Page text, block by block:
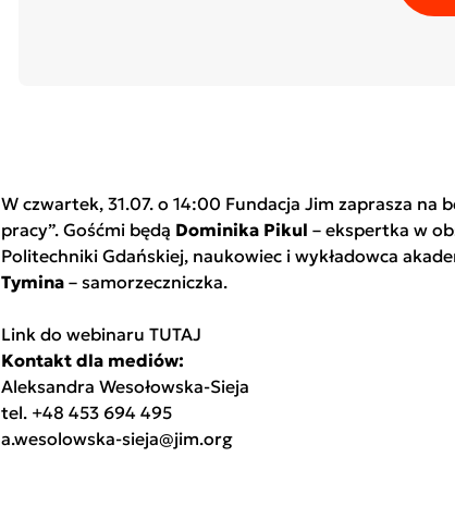
W czwartek, 31.07. o 14:00 Fundacja Jim zaprasza
pracy”. Gośćmi będą Dominika Pikul – ekspertka w
Politechniki Gdańskiej, naukowiec i wykładowca
Tymina – samorzeczniczka.
Link do webinaru TUTAJ
Kontakt dla mediów:
Aleksandra Wesołowska-Sieja
tel. +48 453 694 495
a.wesolowska-sieja@jim.org